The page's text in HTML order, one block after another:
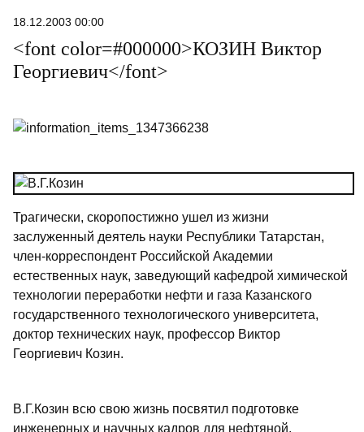
18.12.2003 00:00
<font color=#000000>КОЗИН Виктор
Георгиевич</font>
Трагически, скоропостижно ушел из жизни
заслуженный деятель науки Республики Татарстан,
член-корреспондент Российской Академии
естественных наук, заведующий кафедрой химической
технологии переработки нефти и газа Казанского
государственного технологического университета,
доктор технических наук, профессор Виктор
Георгиевич Козин.
В.Г.Козин всю свою жизнь посвятил подготовке
инженерных и научных кадров для нефтяной,